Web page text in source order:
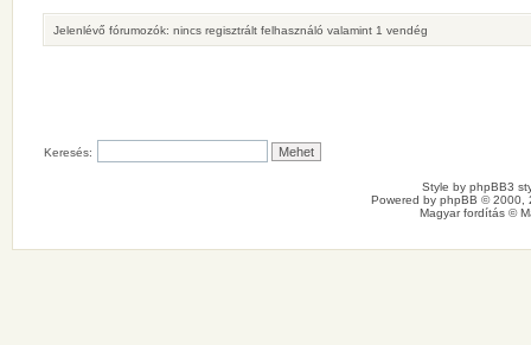
Jelenlévő fórumozók: nincs regisztrált felhasználó valamint 1 vendég
Keresés:
Style by phpBB3
Powered by phpBB © 2000,
Magyar fordítás ©